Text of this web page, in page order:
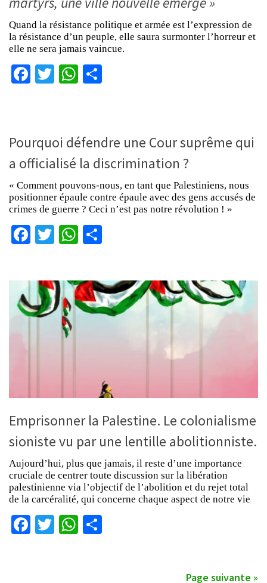
Quand la résistance politique et armée est l’expression de
la résistance d’un peuple, elle saura surmonter l’horreur et
elle ne sera jamais vaincue.
Facebook
TwitterWhatsApp
Pourquoi défendre une Cour suprême qui
a officialisé la discrimination ?
« Comment pouvons-nous, en tant que Palestiniens, nous
positionner épaule contre épaule avec des gens accusés de
crimes de guerre ? Ceci n’est pas notre révolution ! »
Facebook
TwitterWhatsApp
Emprisonner la Palestine. Le colonialisme
sioniste vu par une lentille abolitionniste.
Aujourd’hui, plus que jamais, il reste d’une importance
cruciale de centrer toute discussion sur la libération
palestinienne via l’objectif de l’abolition et du rejet total
de la carcéralité, qui concerne chaque aspect de notre vie
Facebook
TwitterWhatsApp
Page suivante »